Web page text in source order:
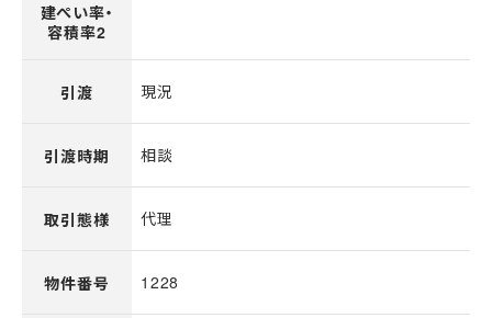
建ぺい率・
容積率2
引渡 現況
引渡時期 相談
取引態様 代理
物件番号 1228